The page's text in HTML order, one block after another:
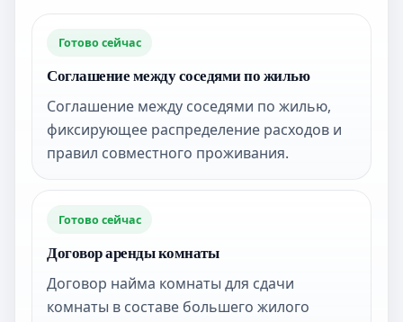
Готово сейчас
Соглашение между соседями по жилью
Соглашение между соседями по жилью,
фиксирующее распределение расходов и
правил совместного проживания.
Готово сейчас
Договор аренды комнаты
Договор найма комнаты для сдачи
комнаты в составе большего жилого